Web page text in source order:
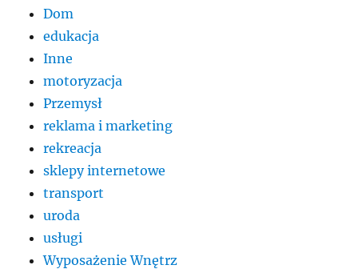
Dom
edukacja
Inne
motoryzacja
Przemysł
reklama i marketing
rekreacja
sklepy internetowe
transport
uroda
usługi
Wyposażenie Wnętrz